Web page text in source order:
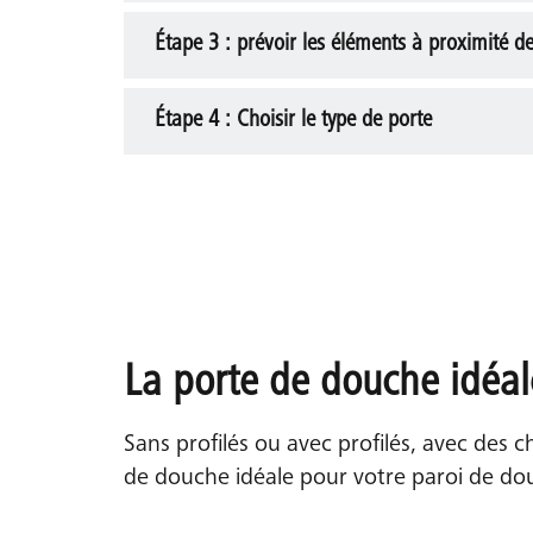
Réfléchissez à l'espace dont vous avez
Étape 3 : prévoir les éléments à proximité
Envisagez-vous d'installer un radiateur de
Étape 4 : Choisir le type de porte
La porte de douche
Sans profilés ou avec profilés, avec des
de douche idéale pour votre paroi de